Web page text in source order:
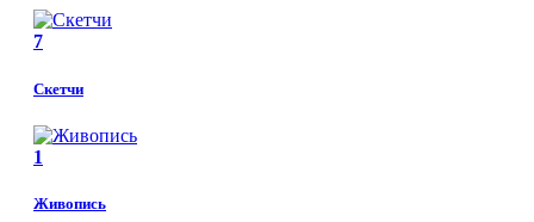
7
Скетчи
1
Живопись